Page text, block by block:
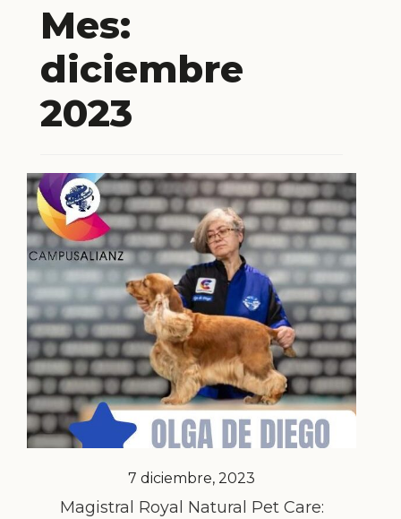
Mes:
diciembre
2023
7 diciembre, 2023
Magistral Royal Natural Pet Care: